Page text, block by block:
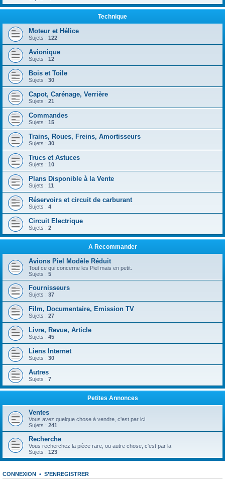
Technique
Moteur et Hélice
Sujets : 122
Avionique
Sujets : 12
Bois et Toile
Sujets : 30
Capot, Carénage, Verrière
Sujets : 21
Commandes
Sujets : 15
Trains, Roues, Freins, Amortisseurs
Sujets : 30
Trucs et Astuces
Sujets : 10
Plans Disponible à la Vente
Sujets : 11
Réservoirs et circuit de carburant
Sujets : 4
Circuit Electrique
Sujets : 2
A Recommander
Avions Piel Modèle Réduit
Tout ce qui concerne les Piel mais en petit.
Sujets : 5
Fournisseurs
Sujets : 37
Film, Documentaire, Emission TV
Sujets : 27
Livre, Revue, Article
Sujets : 45
Liens Internet
Sujets : 30
Autres
Sujets : 7
Petites Annonces
Ventes
Vous avez quelque chose à vendre, c'est par ici
Sujets : 241
Recherche
Vous recherchez la pièce rare, ou autre chose, c'est par la
Sujets : 123
CONNEXION • S’ENREGISTRER